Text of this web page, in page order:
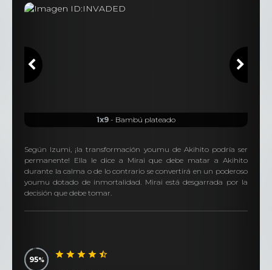
1x9 - Bambú plateado
Según Izumi, ¡la transformación youmu de Akihito podría ser
permanente! Ella le dice a Mirai que debe matar a Akihito
durante la calma o de lo contrario se convertirá en un poderoso
youmu dotado de inmortalidad. Mirai está desgarrada por la
decisión que debe tomar.
95